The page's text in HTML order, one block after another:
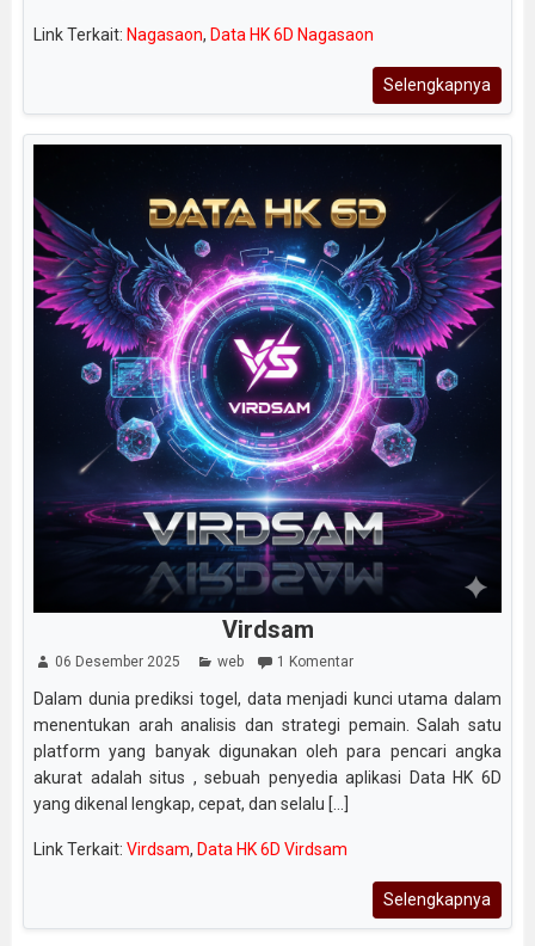
Link Terkait: Nagasaon, Data HK 6D Nagasaon
Selengkapnya
Virdsam
06 Desember 2025 web 1 Komentar
Dalam dunia prediksi togel, data menjadi kunci utama dalam
menentukan arah analisis dan strategi pemain. Salah satu
platform yang banyak digunakan oleh para pencari angka
akurat adalah situs , sebuah penyedia aplikasi Data HK 6D
yang dikenal lengkap, cepat, dan selalu [...]
Link Terkait: Virdsam, Data HK 6D Virdsam
Selengkapnya